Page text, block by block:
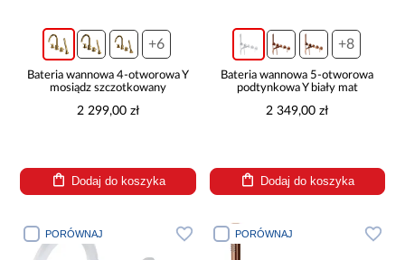
+6
Bateria wannowa 4-otworowa Y
mosiądz szczotkowany
2 299,00 zł
Dodaj do koszyka
+8
Bateria wannowa 5-otworowa
podtynkowa Y biały mat
2 349,00 zł
Dodaj do koszyka
PORÓWNAJ PORÓWNAJ